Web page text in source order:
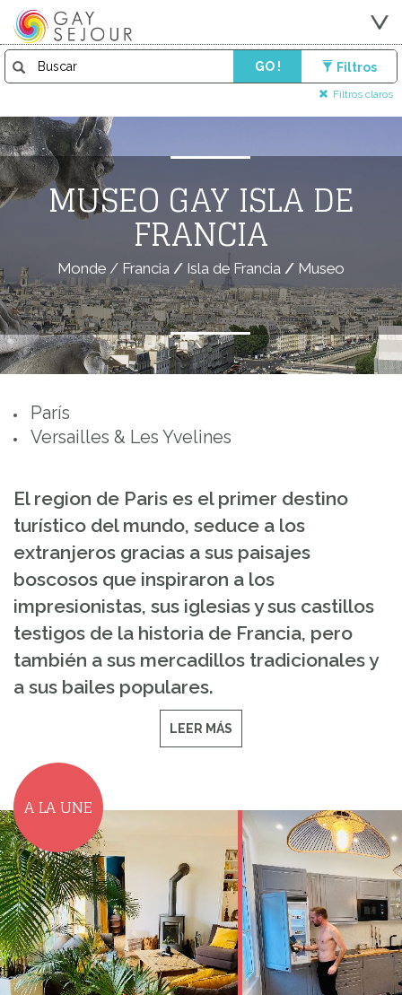
GO ! Filtros
Filtros claros
MUSEO GAY ISLA DE
FRANCIA
Monde / Francia / Isla de Francia / Museo
París
Versailles & Les Yvelines
El region de Paris es el primer destino
turístico del mundo, seduce a los
extranjeros gracias a sus paisajes
boscosos que inspiraron a los
impresionistas, sus iglesias y sus castillos
testigos de la historia de Francia, pero
también a sus mercadillos tradicionales y
a sus bailes populares.
LEER MÁS
A LA UNE